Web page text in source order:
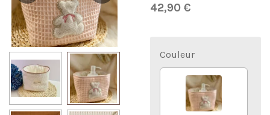
42,90 €
Couleur